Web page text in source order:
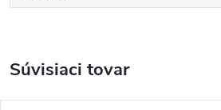
Súvisiaci tovar